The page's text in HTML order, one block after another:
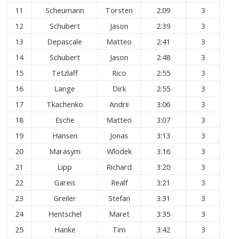
11
Scheumann Torsten 2:09
3
12
Schubert Jason 2:39
3
13
Depascale Matteo 2:41
3
14
Schubert Jason 2:48
3
15
Tetzlaff Rico 2:55
3
16
Lange Dirk 2:55
3
17
Tkachenko Andrii 3:06
3
18
Esche Matteo 3:07
3
19
Hansen Jonas 3:13
3
20
Marasym Wlodek 3:16
3
21
Lipp Richard 3:20
3
22
Gareis Realf 3:21
3
23
Greiler Stefan 3:31
3
24
Hentschel Maret 3:35
3
25
Hanke Tim 3:42
3